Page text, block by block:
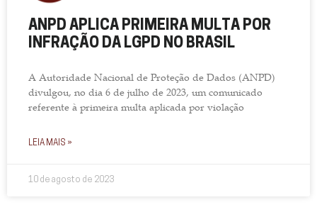
ANPD APLICA PRIMEIRA MULTA POR
INFRAÇÃO DA LGPD NO BRASIL
A Autoridade Nacional de Proteção de Dados (ANPD)
divulgou, no dia 6 de julho de 2023, um comunicado
referente à primeira multa aplicada por violação
LEIA MAIS »
10 de agosto de 2023